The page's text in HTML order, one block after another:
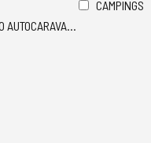
CAMPINGS